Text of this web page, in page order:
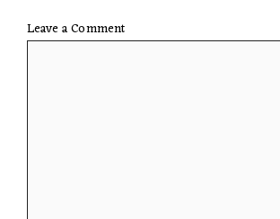
Leave a Comment